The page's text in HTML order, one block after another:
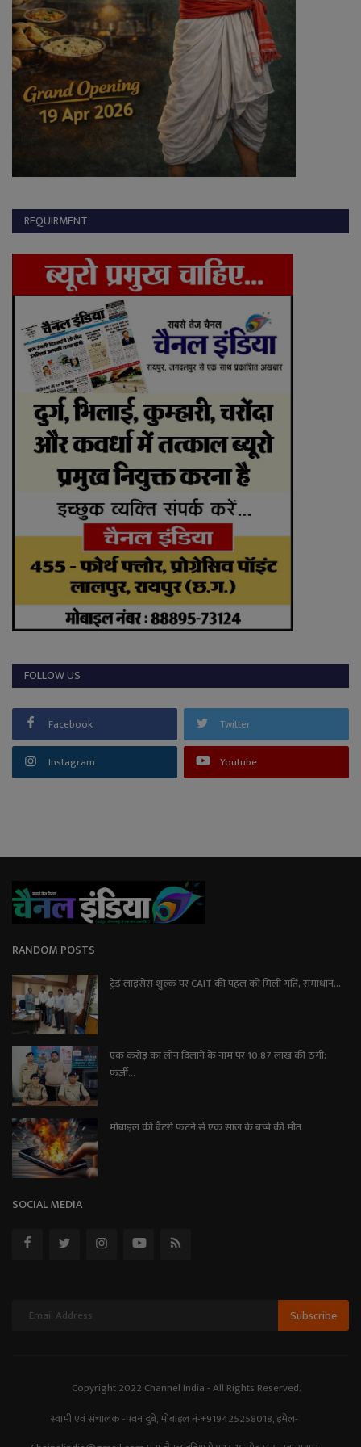
REQUIRMENT
FOLLOW US
Facebook Twitter
Instagram Youtube
RANDOM POSTS
ट्रेड लाइसेंस शुल्क पर CAIT की पहल को मिली गति, समाधान...
एक करोड़ का लोन दिलाने के नाम पर 10.87 लाख की ठगी:
फर्जी...
मोबाइल की बैटरी फटने से एक साल के बच्चे की मौत
SOCIAL MEDIA
Subscribe
Copyright 2022 Channel India - All Rights Reserved.
स्वामी एवं संचालक -पवन दुबे, मोबाइल नं-+919425258018, इमेल-